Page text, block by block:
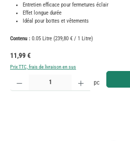
Entretien efficace pour fermetures éclair
Effet longue durée
Idéal pour bottes et vêtements
Contenu : 0.05 Litre (239,80 € / 1 Litre)
Prix régulier :
11,99 €
Prix TTC, frais de livraison en sus
Quantité de produit : Entrez la quantité souhaitée ou
pc